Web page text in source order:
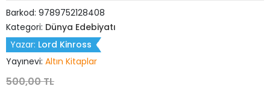
Barkod: 9789752128408
Kategori: Dünya Edebiyatı
Yazar: Lord Kinross
Yayınevi: Altın Kitaplar
500,00 TL